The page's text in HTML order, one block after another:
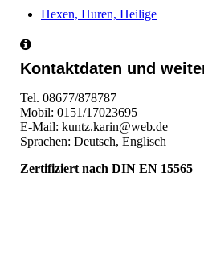
Hexen, Huren, Heilige
Kontaktdaten und
Tel. 08677/878787
Mobil: 0151/17023695
E-Mail: kuntz.karin@web.de
Sprachen: Deutsch, Englisch
Zertifiziert nach DIN EN 15565